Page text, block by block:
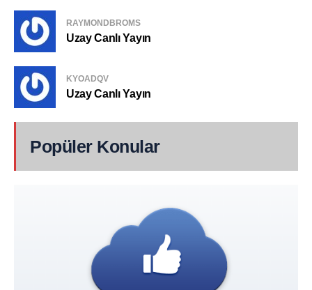
RAYMONDBROMS
Uzay Canlı Yayın
KYOADQV
Uzay Canlı Yayın
Popüler Konular